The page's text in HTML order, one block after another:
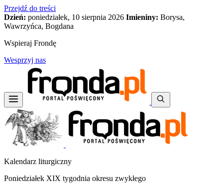
Przejdź do treści
Dzień: poniedziałek, 10 sierpnia 2026 Imieniny: Borysa,
Wawrzyńca, Bogdana
Wspieraj Frondę
Wesprzyj nas
Kalendarz liturgiczny
Poniedziałek XIX tygodnia okresu zwykłego